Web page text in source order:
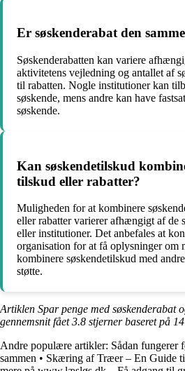
Er søskenderabat den
Søskenderabatten kan variere
aktivitetens vejledning og antallet af
til rabatten. Nogle institutioner kan
søskende, mens andre kan have
søskende.
Kan søskendetilskud
tilskud eller rabatter?
Muligheden for at kombinere
eller rabatter varierer afhængigt af de
eller institutioner. Det anbefales at
organisation for at få oplysninger om
kombinere søskendetilskud med
støtte.
Artiklen Spar penge med søskenderabat
gennemsnit fået3.8 stjerner baseret på 14
Andre populære artikler: Sådan fungerer
sammen • Skæring af Træer – En Guide